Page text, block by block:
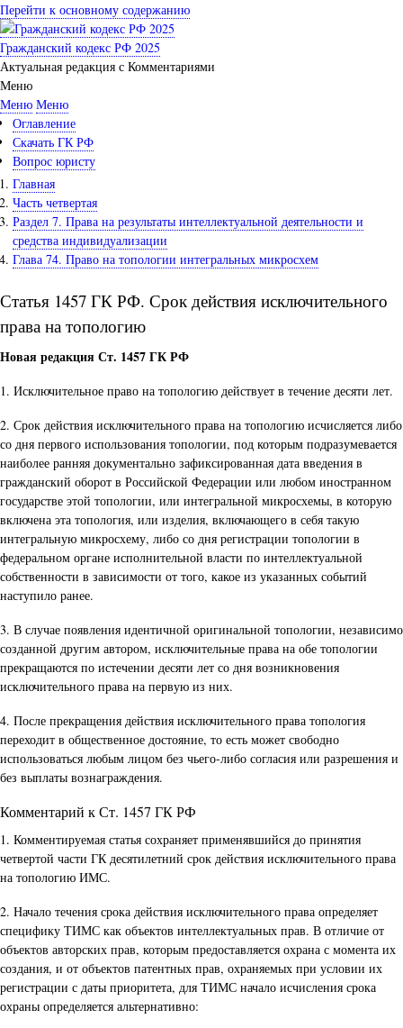
Перейти к основному содержанию
Гражданский кодекс РФ 2025
Актуальная редакция с Комментариями
Меню
Меню Меню
Оглавление
Скачать ГК РФ
Вопрос юристу
Главная
Часть четвертая
Раздел 7. Права на результаты интеллектуальной деятельности и
средства индивидуализации
Глава 74. Право на топологии интегральных микросхем
Статья 1457 ГК РФ. Срок действия исключительного
права на топологию
Новая редакция Ст. 1457 ГК РФ
1. Исключительное право на топологию действует в течение десяти лет.
2. Срок действия исключительного права на топологию исчисляется либо
со дня первого использования топологии, под которым подразумевается
наиболее ранняя документально зафиксированная дата введения в
гражданский оборот в Российской Федерации или любом иностранном
государстве этой топологии, или интегральной микросхемы, в которую
включена эта топология, или изделия, включающего в себя такую
интегральную микросхему, либо со дня регистрации топологии в
федеральном органе исполнительной власти по интеллектуальной
собственности в зависимости от того, какое из указанных событий
наступило ранее.
3. В случае появления идентичной оригинальной топологии, независимо
созданной другим автором, исключительные права на обе топологии
прекращаются по истечении десяти лет со дня возникновения
исключительного права на первую из них.
4. После прекращения действия исключительного права топология
переходит в общественное достояние, то есть может свободно
использоваться любым лицом без чьего-либо согласия или разрешения и
без выплаты вознаграждения.
Комментарий к Ст. 1457 ГК РФ
1. Комментируемая статья сохраняет применявшийся до принятия
четвертой части ГК десятилетний срок действия исключительного права
на топологию ИМС.
2. Начало течения срока действия исключительного права определяет
специфику ТИМС как объектов интеллектуальных прав. В отличие от
объектов авторских прав, которым предоставляется охрана с момента их
создания, и от объектов патентных прав, охраняемых при условии их
регистрации с даты приоритета, для ТИМС начало исчисления срока
охраны определяется альтернативно: